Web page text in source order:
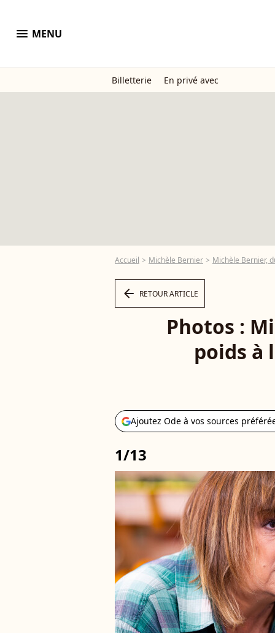
menu MENU
Billetterie En privé avec
Accueil Michèle Bernier Michèle Bernier,
arrow_left RETOUR ARTICLE
Photos :
poids à
Ajoutez Ode à vos sources
1/13